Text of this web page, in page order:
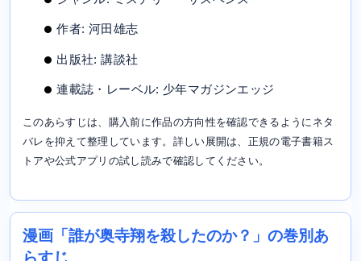
作者: 河田雄志
出版社: 講談社
連載誌・レーベル: 少年マガジンエッジ
このあらすじは、購入前に作品の方向性を確認できるようにネタ
バレを抑えて整理しています。詳しい展開は、正規の電子書籍ス
トアや公式アプリの試し読みで確認してください。
漫画「誰が奥寺翔を殺したのか？」の巻別あ
らすじ